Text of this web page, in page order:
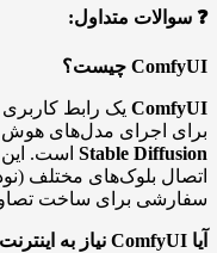
❓ سوالات متداول:
ComfyUI چیست؟
ComfyUI
برای اجرای مدل‌های
Stable Diffusion است. این
اتصال بلوک‌های مختلف
سفارشی برای ساخت
آیا ComfyUI نیاز به اینترنت دارد؟